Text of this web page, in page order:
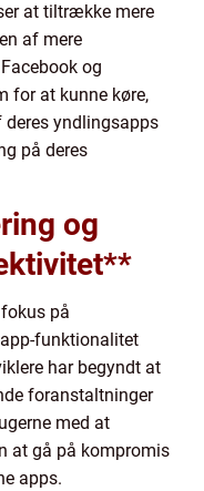
at tiltrække mere
af mere
og
for at kunne køre,
yndlingsapps
på deres
og
på
funktionalitet
har begyndt at
foranstaltninger
med at
at gå på kompromis
apps.